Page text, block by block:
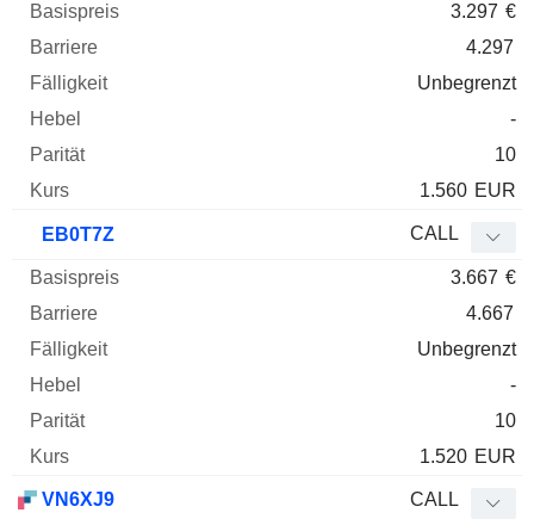
3.297 €
4.297
Unbegrenzt
-
10
1.560 EUR
EB0T7Z CALL
3.667 €
4.667
Unbegrenzt
-
10
1.520 EUR
VN6XJ9 CALL